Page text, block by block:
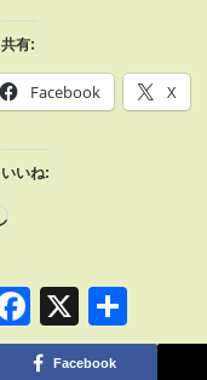
共有:
Facebook X
いいね:
Facebook
X
有
Facebook